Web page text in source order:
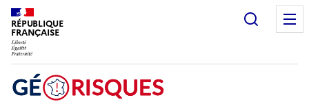
RÉPUBLIQUE
FRANÇAISE